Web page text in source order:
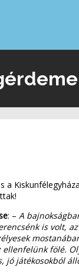
a
: – A
is volt,
fölé.
jó játékosokból